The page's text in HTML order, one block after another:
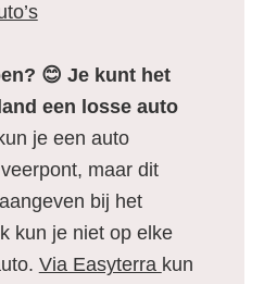
😊 Je kunt het
een losse auto
je een auto
maar dit
bij het
kun je niet op elke
Via Easyterra kun